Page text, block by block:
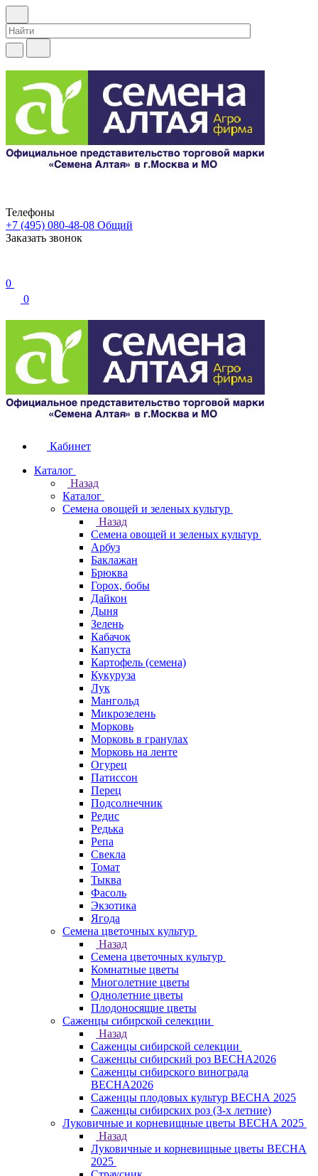
Телефоны
+7 (495) 080-48-08 Общий
Заказать звонок
0
0
Кабинет
Каталог
Назад
Каталог
Семена овощей и зеленых культур
Назад
Семена овощей и зеленых культур
Арбуз
Баклажан
Брюква
Горох, бобы
Дайкон
Дыня
Зелень
Кабачок
Капуста
Картофель (семена)
Кукуруза
Лук
Мангольд
Микрозелень
Морковь
Морковь в гранулах
Морковь на ленте
Огурец
Патиссон
Перец
Подсолнечник
Редис
Редька
Репа
Свекла
Томат
Тыква
Фасоль
Экзотика
Ягода
Семена цветочных культур
Назад
Семена цветочных культур
Комнатные цветы
Многолетние цветы
Однолетние цветы
Плодоносящие цветы
Саженцы сибирской селекции
Назад
Саженцы сибирской селекции
Саженцы сибирский роз ВЕСНА2026
Саженцы сибирского винограда
ВЕСНА2026
Саженцы плодовых культур ВЕСНА 2025
Саженцы сибирских роз (3-х летние)
Луковичные и корневищные цветы ВЕСНА 2025
Назад
Луковичные и корневищные цветы ВЕСНА
2025